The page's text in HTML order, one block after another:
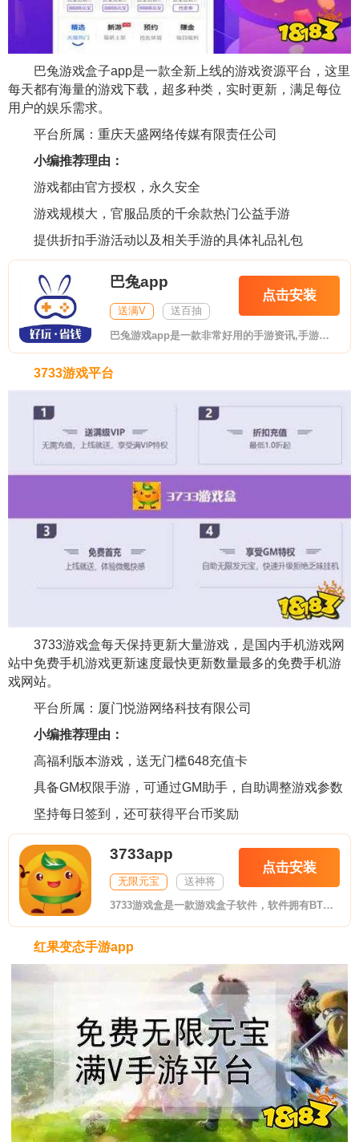
巴兔游戏盒子app是一款全新上线的游戏资源平台，这里
每天都有海量的游戏下载，超多种类，实时更新，满足每位
用户的娱乐需求。
平台所属：重庆天盛网络传媒有限责任公司
小编推荐理由：
游戏都由官方授权，永久安全
游戏规模大，官服品质的千余款热门公益手游
提供折扣手游活动以及相关手游的具体礼品礼包
巴兔app
送满V 送百抽
点击安装
巴兔游戏app是一款非常好用的手游资讯,手游交易社区,在软件上支持玩家在线交易账号,在懂游戏APP上我们还可以看到非常多的最新的手游资讯,让你第一时间了解到游戏的版本变化,感兴趣的朋友赶紧下载使用吧!
3733游戏平台
3733游戏盒每天保持更新大量游戏，是国内手机游戏网
站中免费手机游戏更新速度最快更新数量最多的免费手机游
戏网站。
平台所属：厦门悦游网络科技有限公司
小编推荐理由：
高福利版本游戏，送无门槛648充值卡
具备GM权限手游，可通过GM助手，自助调整游戏参数
坚持每日签到，还可获得平台币奖励
3733app
无限元宝 送神将
点击安装
3733游戏盒是一款游戏盒子软件，软件拥有BT版手游、破解版手机游戏、满vip手机游戏等诸多游戏资源，可以帮助玩家更轻松激情玩转游戏，喜欢的朋友欢迎前来下载。
红果变态手游app